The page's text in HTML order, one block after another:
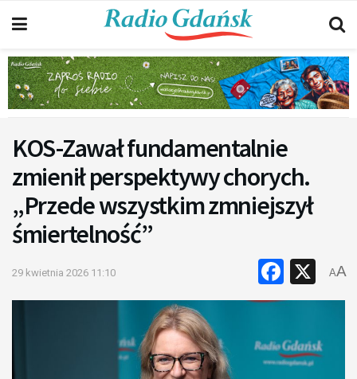
KOS-Zawał fundamentalnie
zmienił perspektywy chorych.
„Przede wszystkim zmniejszył
śmiertelność”
29 kwietnia 2026 11:10 X
AA